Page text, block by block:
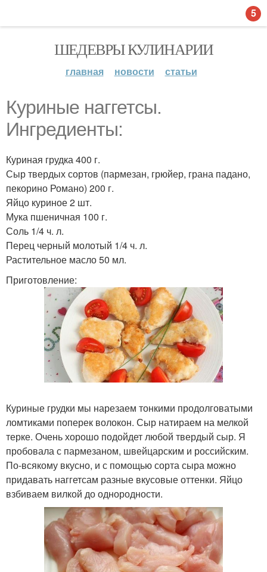
ШЕДЕВРЫ КУЛИНАРИИ
главная новости статьи
Куриные наггетсы.
Ингредиенты:
Куриная грудка 400 г.
Сыр твердых сортов (пармезан, грюйер, грана падано,
пекорино Романо) 200 г.
Яйцо куриное 2 шт.
Мука пшеничная 100 г.
Соль 1/4 ч. л.
Перец черный молотый 1/4 ч. л.
Растительное масло 50 мл.
Приготовление:
Куриные грудки мы нарезаем тонкими продолговатыми
ломтиками поперек волокон. Сыр натираем на мелкой
терке. Очень хорошо подойдет любой твердый сыр. Я
пробовала с пармезаном, швейцарским и российским.
По-всякому вкусно, и с помощью сорта сыра можно
придавать наггетсам разные вкусовые оттенки. Яйцо
взбиваем вилкой до однородности.
5